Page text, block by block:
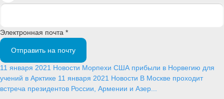
Электронная почта *
Отправить на почту
11 января 2021 Новости Морпехи США прибыли в Норвегию для
учений в Арктике 11 января 2021 Новости В Москве проходит
встреча президентов России, Армении и Азер...